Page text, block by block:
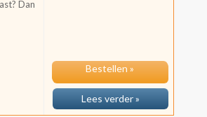
Dan
Bestellen »
Lees verder »